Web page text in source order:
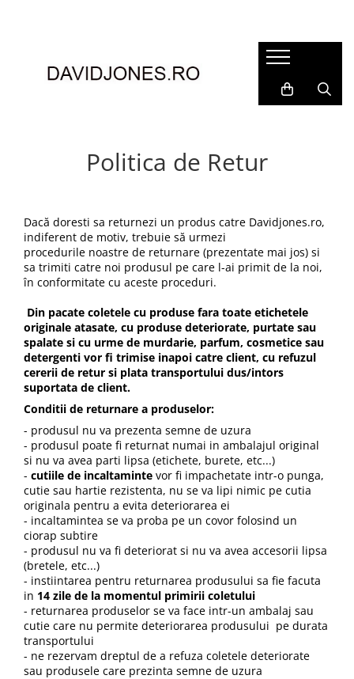
Accesorii
Genti si posete
Incaltaminte
Cizme si botine
Mocasini si balerini
Pantofi
Politica de Retur
Dacă doresti sa returnezi un produs catre Davidjones.ro,
indiferent de motiv, trebuie să urmezi
procedurile noastre de returnare (prezentate mai jos) si
sa trimiti catre noi produsul pe care l-ai primit de la noi,
în conformitate cu aceste proceduri.
Din pacate coletele cu produse fara toate etichetele
originale atasate, cu produse deteriorate, purtate sau
spalate si cu urme de murdarie, parfum, cosmetice sau
detergenti vor fi trimise inapoi catre client, cu refuzul
cererii de retur si plata transportului dus/intors
suportata de client.
Conditii de returnare a produselor:
- produsul nu va prezenta semne de uzura
- produsul poate fi returnat numai in ambalajul original
si nu va avea parti lipsa (etichete, burete, etc...)
- cutiile de incaltaminte vor fi impachetate intr-o punga,
cutie sau hartie rezistenta, nu se va lipi nimic pe cutia
originala pentru a evita deteriorarea ei
- incaltamintea se va proba pe un covor folosind un
ciorap subtire
- produsul nu va fi deteriorat si nu va avea accesorii lipsa
(bretele, etc...)
- instiintarea pentru returnarea produsului sa fie facuta
in 14 zile de la momentul primirii coletului
- returnarea produselor se va face intr-un ambalaj sau
cutie care nu permite deteriorarea produsului pe durata
transportului
- ne rezervam dreptul de a refuza coletele deteriorate
sau produsele care prezinta semne de uzura